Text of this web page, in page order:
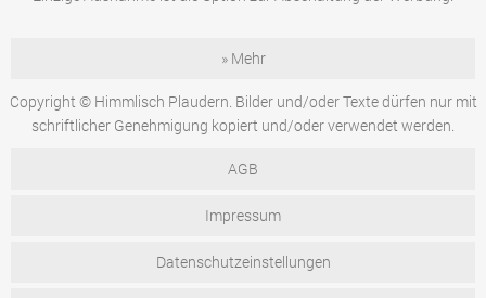
» Mehr
Copyright © Himmlisch Plaudern. Bilder und/oder Texte dürfen nur mit
schriftlicher Genehmigung kopiert und/oder verwendet werden.
AGB
Impressum
Datenschutzeinstellungen